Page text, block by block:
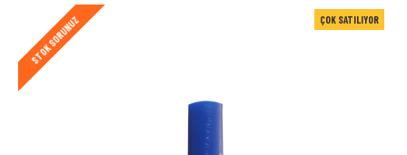
ÇOK SATILIYOR
STOK SORUNUZ